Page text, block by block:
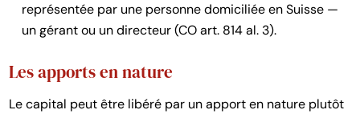
représentée par une personne domiciliée en Suisse —
un gérant ou un directeur (CO art. 814 al. 3).
Les apports en nature
Le capital peut être libéré par un apport en nature plutôt